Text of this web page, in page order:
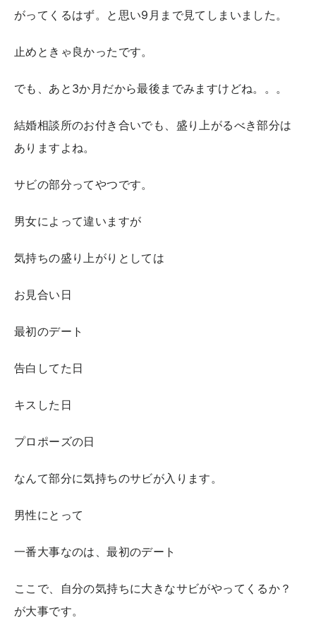
がってくるはず。と思い9月まで見てしまいました。
止めときゃ良かったです。
でも、あと3か月だから最後までみますけどね。。。
結婚相談所のお付き合いでも、盛り上がるべき部分は
ありますよね。
サビの部分ってやつです。
男女によって違いますが
気持ちの盛り上がりとしては
お見合い日
最初のデート
告白してた日
キスした日
プロポーズの日
なんて部分に気持ちのサビが入ります。
男性にとって
一番大事なのは、最初のデート
ここで、自分の気持ちに大きなサビがやってくるか？
が大事です。